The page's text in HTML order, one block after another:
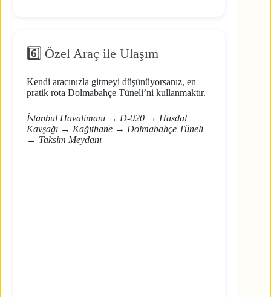
6️⃣ Özel Araç ile Ulaşım
Kendi aracınızla gitmeyi düşünüyorsanız, en
pratik rota Dolmabahçe Tüneli’ni kullanmaktır.
İstanbul Havalimanı → D-020 → Hasdal
Kavşağı → Kağıthane → Dolmabahçe Tüneli
→ Taksim Meydanı